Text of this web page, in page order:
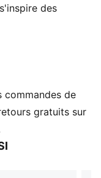
des
et de son
Alliant
motifs audacieux
et
la jupe PUMA
des archives avec
commandes de
gratuits sur